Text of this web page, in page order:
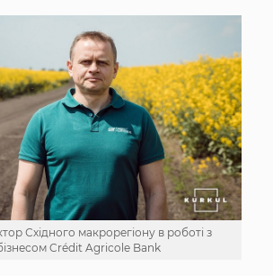
Східного макрорегіону в роботі з
Crédit Agricole Bank